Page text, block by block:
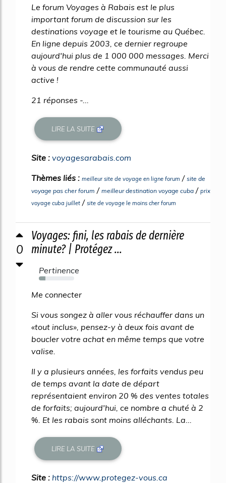
Le forum Voyages à Rabais est le plus
important forum de discussion sur les
destinations voyage et le tourisme au Québec.
En ligne depuis 2003, ce dernier regroupe
aujourd'hui plus de 1 000 000 messages. Merci
à vous de rendre cette communauté aussi
active !
21 réponses -...
LIRE LA SUITE
Site : voyagesarabais.com
Thèmes liés : meilleur site de voyage en ligne forum / site de
voyage pas cher forum / meilleur destination voyage cuba / prix
voyage cuba juillet / site de voyage le moins cher forum
0
Voyages: fini, les rabais de dernière
minute? | Protégez ...
Pertinence
18%
Me connecter
Si vous songez à aller vous réchauffer dans un
«tout inclus», pensez-y à deux fois avant de
boucler votre achat en même temps que votre
valise.
Il y a plusieurs années, les forfaits vendus peu
de temps avant la date de départ
représentaient environ 20 % des ventes totales
de forfaits; aujourd'hui, ce nombre a chuté à 2
%. Et les rabais sont moins alléchants. La...
LIRE LA SUITE
Site : https://www.protegez-vous.ca